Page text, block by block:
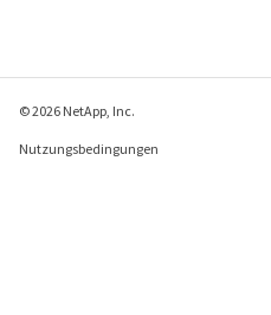
© 2026 NetApp, Inc.
Nutzungsbedingungen